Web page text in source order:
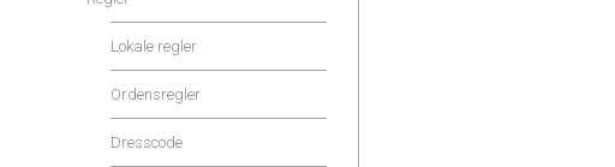
Lokale regler
Ordensregler
Dresscode